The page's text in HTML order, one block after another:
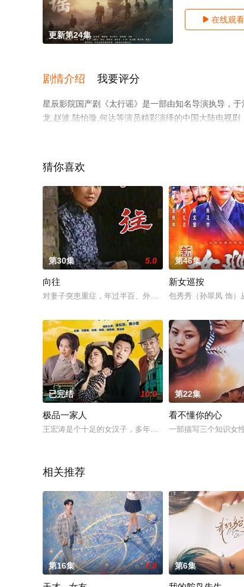
更新第24集
 在线观看
剧情介绍 我要评分
星辰影院国产剧《太行谣》是一部由知名导演执导，
龙,赵波,陆怡璇,何达等演员精彩演绎的中国大陆电视
猜你喜欢
第30集 5.0
向往
对妻子突患重症，年过半百、外表粗狂的萧行健毅然出售
第46集
新女巡按
包秀秀（孙翠凤 饰）
已完结 10.0
极品一家人
王宏涛是个十足的女汉子，多年前南下深圳闯荡，在挤满
第22集
看不懂你的心
一部描写三个知识女
相关推荐
第16集 7.0 第6集